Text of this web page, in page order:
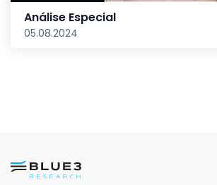
Análise Especial
05.08.2024